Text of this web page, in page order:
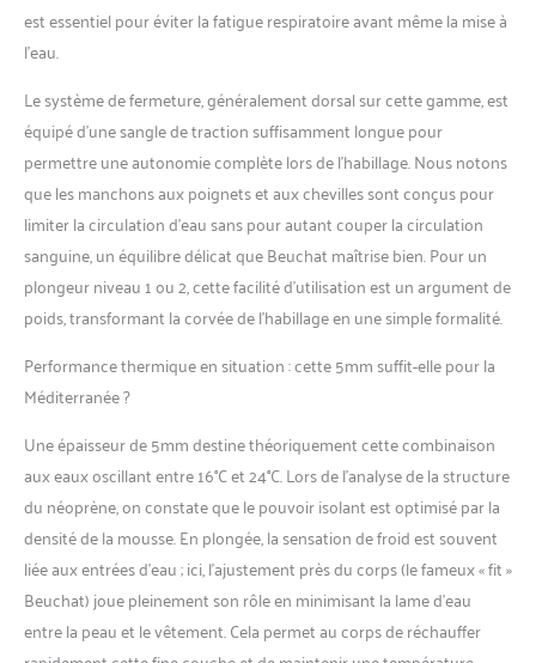
est essentiel pour éviter la fatigue respiratoire avant même la mise à
l’eau.
Le système de fermeture, généralement dorsal sur cette gamme, est
équipé d’une sangle de traction suffisamment longue pour
permettre une autonomie complète lors de l’habillage. Nous notons
que les manchons aux poignets et aux chevilles sont conçus pour
limiter la circulation d’eau sans pour autant couper la circulation
sanguine, un équilibre délicat que Beuchat maîtrise bien. Pour un
plongeur niveau 1 ou 2, cette facilité d’utilisation est un argument de
poids, transformant la corvée de l’habillage en une simple formalité.
Performance thermique en situation : cette 5mm suffit-elle pour la
Méditerranée ?
Une épaisseur de 5mm destine théoriquement cette combinaison
aux eaux oscillant entre 16°C et 24°C. Lors de l’analyse de la structure
du néoprène, on constate que le pouvoir isolant est optimisé par la
densité de la mousse. En plongée, la sensation de froid est souvent
liée aux entrées d’eau ; ici, l’ajustement près du corps (le fameux « fit »
Beuchat) joue pleinement son rôle en minimisant la lame d’eau
entre la peau et le vêtement. Cela permet au corps de réchauffer